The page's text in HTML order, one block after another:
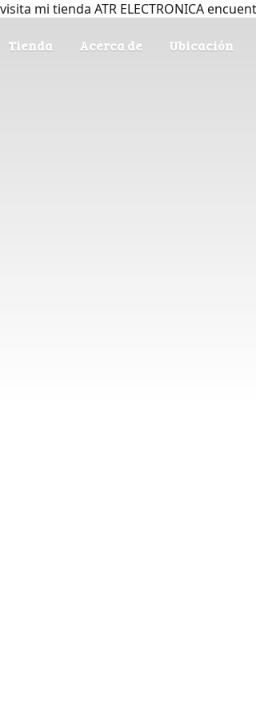
visita mi tienda ATR ELECTRONICA
Tienda Acerca de Ubicación